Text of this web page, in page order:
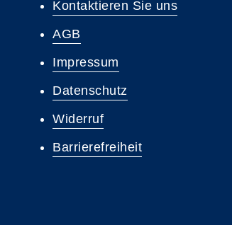
Kontaktieren Sie uns
AGB
Impressum
Datenschutz
Widerruf
Barrierefreiheit